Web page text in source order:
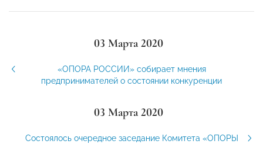
03 Марта 2020
«ОПОРА РОССИИ» собирает мнения
предпринимателей о состоянии конкуренции
03 Марта 2020
Состоялось очередное заседание Комитета «ОПОРЫ